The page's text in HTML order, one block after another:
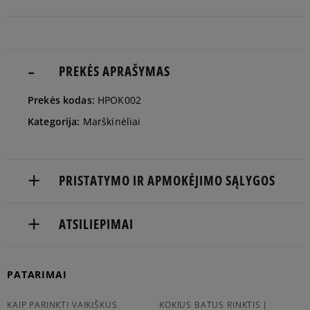
M
Pranešti
man
PREKĖS APRAŠYMAS
Prekės kodas: HPOK002
Kategorija: Marškinėliai
PRISTATYMO IR APMOKĖJIMO SĄLYGOS
Pristatymas:
ATSILIEPIMAI
Produktas dar neturi atsiliepimų
PATARIMAI
KAIP PARINKTI VAIKIŠKUS
KOKIUS BATUS RINKTIS Į